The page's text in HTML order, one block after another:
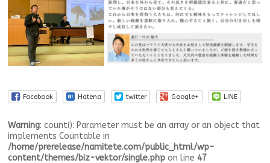
Facebook Hatena twitter Google+ LINE
Warning: count(): Parameter must be an array or an object that
implements Countable in
/home/prerelease/namitete.com/public_html/wp-
content/themes/biz-vektor/single.php on line 47